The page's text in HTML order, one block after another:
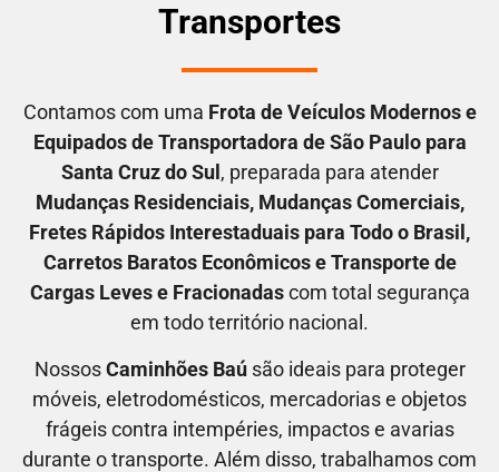
Transportes
Contamos com uma Frota de Veículos Modernos e
Equipados de Transportadora de São Paulo para
Santa Cruz do Sul , preparada para atender
Mudanças Residenciais, Mudanças Comerciais,
Fretes Rápidos Interestaduais para Todo o Brasil ,
Carretos Baratos Econômicose Transporte de
Cargas Leves e Fracionadascom total segurança
em todo território nacional.
NossosCaminhões Baúsão ideais para proteger
móveis, eletrodomésticos, mercadorias e objetos
frágeis contra intempéries, impactos e avarias
durante o transporte. Além disso, trabalhamos com